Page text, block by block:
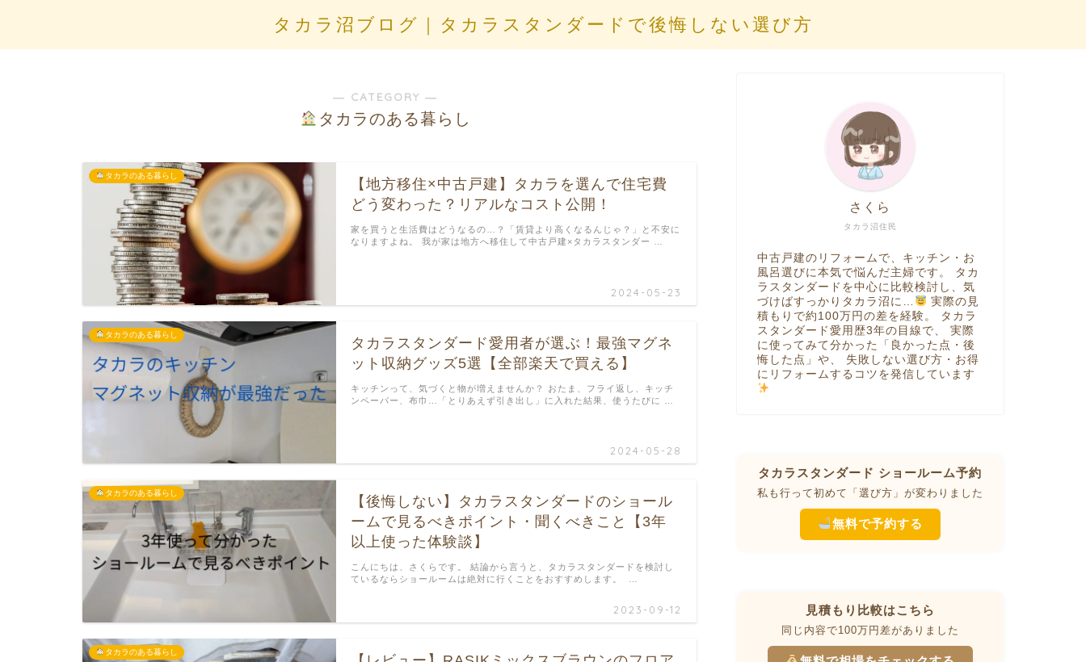
タカラ沼ブログ｜タカラスタンダードで後悔しない選び方
― CATEGORY ―
タカラのある暮らし
タカラのある暮らし
【地方移住×中古戸建】タカラを選んで住宅費
どう変わった？リアルなコスト公開！
2024-05-23
家を買うと生活費はどうなるの…？「賃貸より高くなるんじゃ？」と不安に
なりますよね。 我が家は地方へ移住して中古戸建×タカラスタンダー …
タカラのある暮らし
タカラスタンダード愛用者が選ぶ！最強マグネ
ット収納グッズ5選【全部楽天で買える】
2024-05-28
キッチンって、気づくと物が増えませんか？ おたま、フライ返し、キッチ
ンペーパー、布巾…「とりあえず引き出し」に入れた結果、使うたびに …
タカラのある暮らし
【後悔しない】タカラスタンダードのショール
ームで見るべきポイント・聞くべきこと【3年
以上使った体験談】
2023-09-12
こんにちは、さくらです。 結論から言うと、タカラスタンダードを検討し
ているならショールームは絶対に行くことをおすすめします。 …
タカラのある暮らし
タカラ沼住民
さくら
中古戸建のリフォームで、キッチン・お
風呂選びに本気で悩んだ主婦です。 タカ
ラスタンダードを中心に比較検討し、気
づけばすっかりタカラ沼に…
実際の見
積もりで約100万円の差を経験。 タカラ
スタンダード愛用歴3年の目線で、 実際
に使ってみて分かった「良かった点・後
悔した点」や、 失敗しない選び方・お得
にリフォームするコツを発信しています
タカラスタンダード ショールーム予約
私も行って初めて「選び方」が変わりました
無料で予約する
見積もり比較はこちら
同じ内容で100万円差がありました